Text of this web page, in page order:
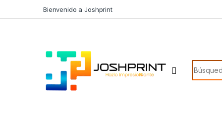
Bienvenido a Joshprint
Search